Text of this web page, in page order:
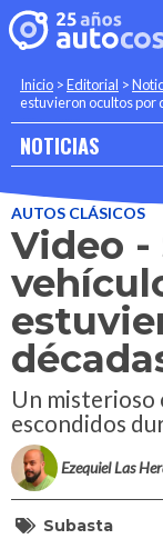
Inicio >Editorial >
estuvieron ocultos por
NOTICIAS
AUTOS CLÁSICOS
Video -
Un misterioso
escondidos
Ezequiel Las
Subasta